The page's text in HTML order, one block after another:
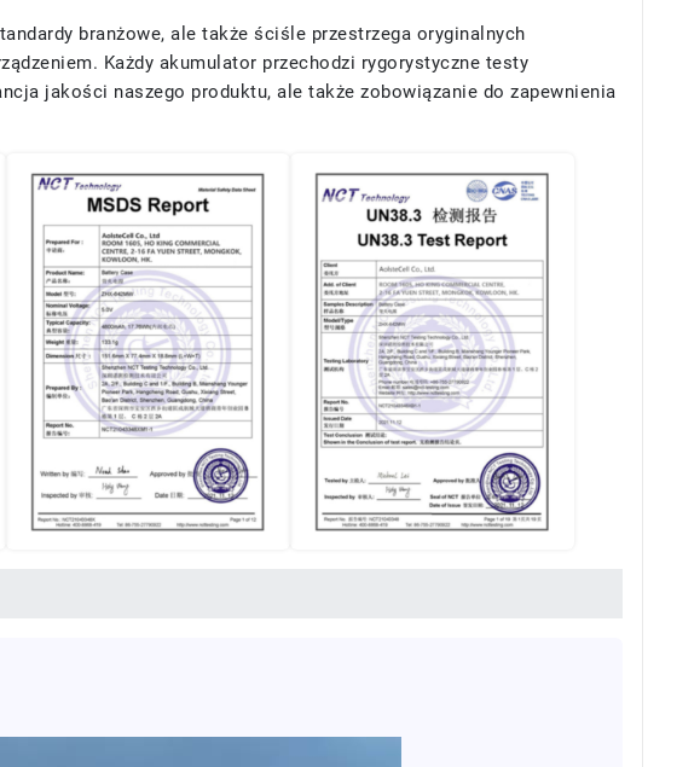
branżowe, ale także ściśle przestrzega oryginalnych
Każdy akumulator przechodzi rygorystyczne testy
jakości naszego produktu, ale także zobowiązanie do zapewnienia